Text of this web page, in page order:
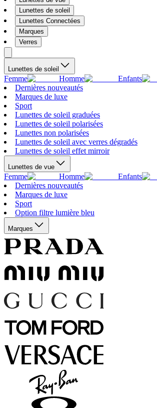
Lunettes de soleil
Lunettes Connectées
Marques
Verres
Lunettes de soleil
Femme Homme
Enfants
Dernières nouveautés
Marques de luxe
Sport
Lunettes de soleil graduées
Lunettes de soleil polarisées
Lunettes non polarisées
Lunettes de soleil avec verres dégradés
Lunettes de soleil effet mirroir
Lunettes de vue
Femme Homme
Enfants
Dernières nouveautés
Marques de luxe
Sport
Option filtre lumière bleu
Marques